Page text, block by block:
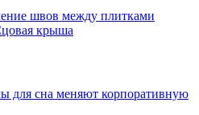
швов между плитками
крыша